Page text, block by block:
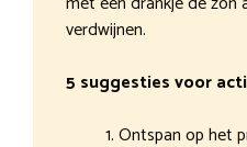
verdwijnen.
5 suggesties voor
Ontspan op het